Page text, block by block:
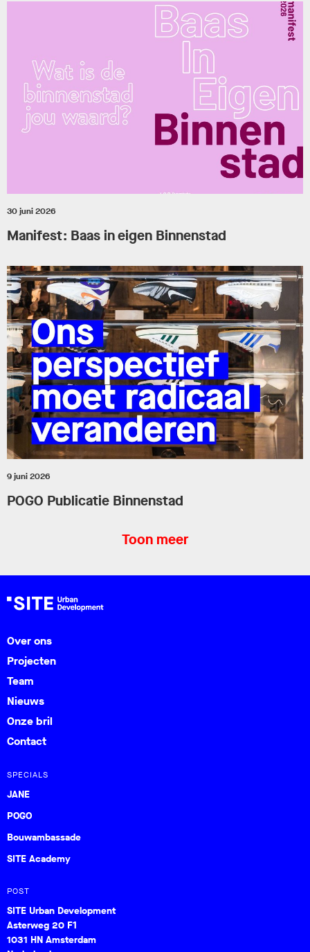
30 juni 2026
Manifest: Baas in eigen Binnenstad
9 juni 2026
POGO Publicatie Binnenstad
Toon meer
Over ons
Projecten
Team
Nieuws
Onze bril
Contact
SPECIALS
JANE
POGO
Bouwambassade
SITE Academy
POST
SITE Urban Development
Asterweg 20 F1
1031 HN Amsterdam